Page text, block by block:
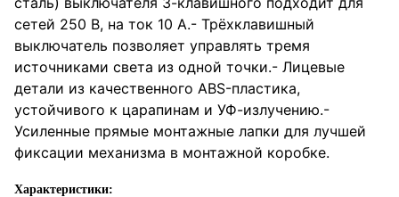
сетей 250 В, на ток 10 А.- Трёхклавишный
выключатель позволяет управлять тремя
источниками света из одной точки.- Лицевые
детали из качественного ABS-пластика,
устойчивого к царапинам и УФ-излучению.-
Усиленные прямые монтажные лапки для лучшей
фиксации механизма в монтажной коробке.
Характеристики: